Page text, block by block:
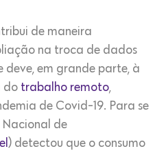
de maneira
na troca de dados
deve, em grande parte, à
do trabalho remoto,
de Covid-19. Para se
Nacional de
) detectou que o consumo